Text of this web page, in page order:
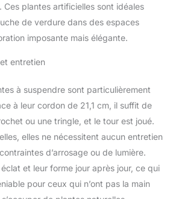
Ces plantes artificielles sont idéales
de verdure dans des espaces
imposante mais élégante.
entretien
à suspendre sont particulièrement
à leur cordon de 21,1 cm, il suffit de
ou une tringle, et le tour est joué.
elles ne nécessitent aucun entretien
d’arrosage ou de lumière.
et leur forme jour après jour, ce qui
pour ceux qui n’ont pas la main